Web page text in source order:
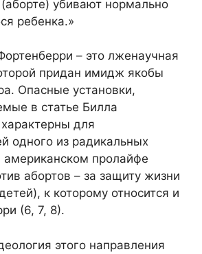
убивают нормально
ребенка.»
– это лженаучная
придан имидж якобы
Опасные установки,
в статье Билла
для
одного из радикальных
американском пролайфе
абортов – за защиту жизни
к которому относится и
(6, 7, 8).
этого направления